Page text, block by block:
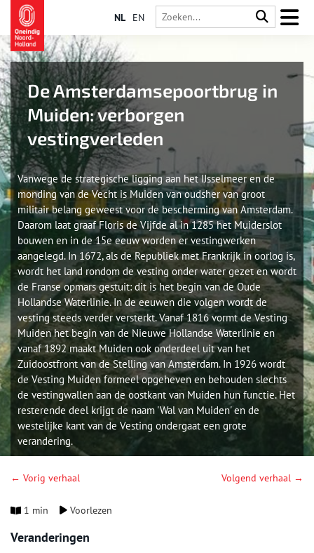
NL EN
De Amsterdamsepoortbrug in
Muiden: verborgen
vestingverleden
Vanwege de strategische ligging aan het IJsselmeer en de
monding van de Vecht is Muiden van oudsher van groot
militair belang geweest voor de bescherming van Amsterdam.
Daarom laat graaf Floris de Vijfde al in 1285 het Muiderslot
bouwen en in de 15e eeuw worden er vestingwerken
aangelegd. In 1672, als de Republiek met Frankrijk in oorlog is,
wordt het land rondom de vesting onder water gezet en wordt
de Franse opmars gestuit: dit is het begin van de Oude
Hollandse Waterlinie. In de eeuwen die volgen wordt de
vesting steeds verder versterkt. Vanaf 1816 vormt de Vesting
Muiden het begin van de Nieuwe Hollandse Waterlinie en
vanaf 1892 maakt Muiden ook onderdeel uit van het
Zuidoostfront van de Stelling van Amsterdam. In 1926 wordt
de Vesting Muiden formeel opgeheven en behouden slechts
de vestingwallen aan de oostkant van Muiden hun functie. Het
resterende deel krijgt de naam 'Wal van Muiden' en de
westelijke kant van de Vesting ondergaat een grote
verandering.
← Vorig verhaal Volgend verhaal →
1 min Voorlezen
Veranderingen